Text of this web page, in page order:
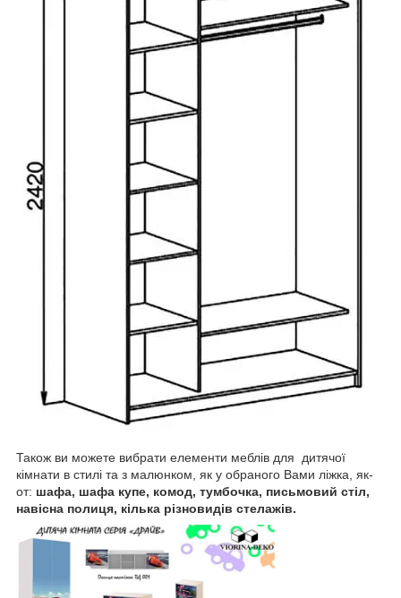
Також ви можете вибрати елементи меблів для дитячої
кімнати в стилі та з малюнком, як у обраного Вами ліжка, як-
от: шафа, шафа купе, комод, тумбочка, письмовий стіл,
навісна полиця, кілька різновидів стелажів.